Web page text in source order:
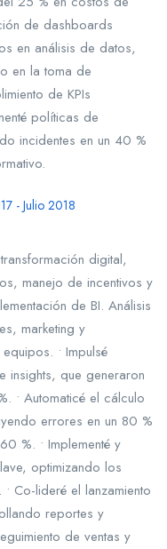
de dashboards
en análisis de datos,
en la toma de
de KPIs
políticas de
incidentes en un 40 %
- Julio 2018
digital,
manejo de incentivos y
de BI. Análisis
marketing y
• Impulsé
insights, que generaron
• Automaticé el cálculo
errores en un 80 %
%. • Implementé y
optimizando los
Co-lideré el lanzamiento
reportes y
de ventas y